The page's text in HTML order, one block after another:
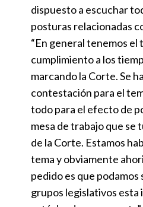
dispuesto a escuchar
posturas relacionadas
“En general tenemos el
cumplimiento a los
marcando la Corte. Se
contestación para el
todo para el efecto de
mesa de trabajo que se
de la Corte. Estamos
tema y obviamente
pedido es que podamos
grupos legislativos esta